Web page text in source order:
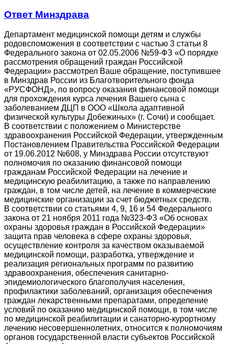
Ответ Минздрава
Департамент медицинской помощи детям и службы
родовспоможения в соответствии с частью 3 статьи 8
Федерального закона от 02.05.2006 №59-ФЗ «О порядке
рассмотрения обращений граждан Российской
Федерации» рассмотрел Ваше обращение, поступившее
в Минздрав России из Благотворительного фонда
«РУСФОНД», по вопросу оказания финансовой помощи
для прохождения курса лечения Вашего сына с
заболеванием ДЦП в ООО «Школа адаптивной
физической культуры Добежиных» (г. Сочи) и сообщает.
В соответствии с положением о Министерстве
здравоохранения Российской Федерации, утвержденным
Постановлением Правительства Российской Федерации
от 19.06.2012 №608, у Минздрава России отсутствуют
полномочия по оказанию финансовой помощи
гражданам Российской Федерации на лечение и
медицинскую реабилитацию, а также по направлению
граждан, в том числе детей, на лечение в коммерческие
медицинские организации за счет бюджетных средств.
В соответствии со статьями 4, 9, 16 и 54 Федерального
закона от 21 ноября 2011 года №323-ФЗ «Об основах
охраны здоровья граждан в Российской Федерации»
защита прав человека в сфере охраны здоровья,
осуществление контроля за качеством оказываемой
медицинской помощи, разработка, утверждение и
реализация региональных программ по развитию
здравоохранения, обеспечения санитарно-
эпидемиологического благополучия населения,
профилактики заболеваний, организация обеспечения
граждан лекарственными препаратами, определение
условий по оказанию медицинской помощи, в том числе
по медицинской реабилитации и санаторно-курортному
лечению несовершеннолетних, относится к полномочиям
органов государственной власти субъектов Российской